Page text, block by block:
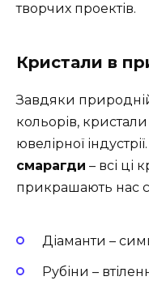
творчих проектів.
Кристали в
Завдяки природній
кольорів,
ювелірної індустрії.
смарагди – всі ці
прикрашають нас
Діаманти –
Рубіни –